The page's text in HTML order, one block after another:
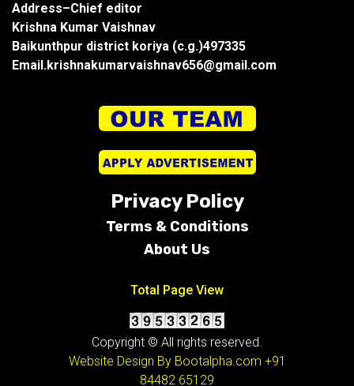
Address–Chief editor
Krishna Kumar Vaishnav
Baikunthpur district koriya (c.g.)497335
Email.krishnakumarvaishnav656@gmail.com
Privacy Policy
Terms & Conditions
About Us
Total Page View
Copyright © All rights reserved.
Website Design By Bootalpha.com +91
84482 65129